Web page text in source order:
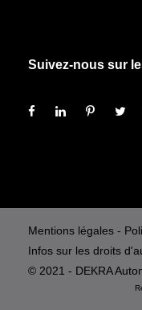
Suivez-nous sur
Mentions légales -
Infos sur les droits
© 2021 - DEKRA